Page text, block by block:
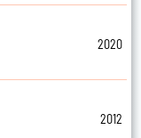
2020
2012